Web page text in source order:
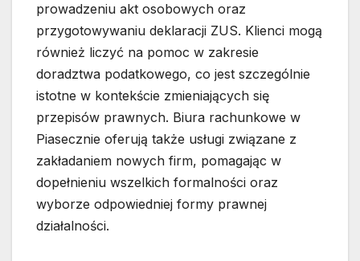
prowadzeniu akt osobowych oraz
przygotowywaniu deklaracji ZUS. Klienci mogą
również liczyć na pomoc w zakresie
doradztwa podatkowego, co jest szczególnie
istotne w kontekście zmieniających się
przepisów prawnych. Biura rachunkowe w
Piasecznie oferują także usługi związane z
zakładaniem nowych firm, pomagając w
dopełnieniu wszelkich formalności oraz
wyborze odpowiedniej formy prawnej
działalności.